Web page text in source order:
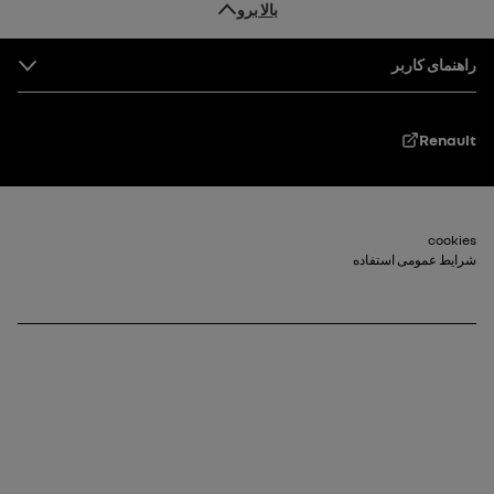
بالا برو
پاورقی
راهنمای کاربر
Renault
پاورقی_2
cookies
شرایط عمومی استفاده